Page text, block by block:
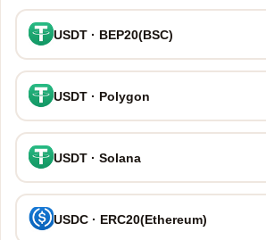
USDT · BEP20(BSC)
USDT · Polygon
USDT · Solana
USDC · ERC20(Ethereum)